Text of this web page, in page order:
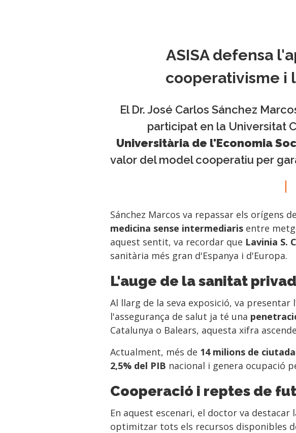
ASISA defensa
cooperativisme i
El Dr. José Carlos Sánchez
participat en la Universitat
Universitària de l'Economia
valor del model cooperatiu per
Sánchez Marcos va repassar els orígens
medicina sense intermediaris entre
aquest sentit, va recordar que Lavinia S.
sanitària més gran d'Espanya i d'Europa.
L'auge de la sanitat
Al llarg de la seva exposició, va
l'assegurança de salut ja té una
Catalunya o Balears, aquesta xifra
Actualment, més de 14 milions de
2,5% del PIB nacional i genera ocupació
Cooperació i reptes de
En aquest escenari, el doctor va
optimitzar tots els recursos disponibles